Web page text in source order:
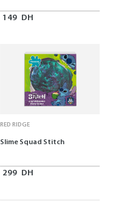
149 DH
RED RIDGE
Slime Squad Stitch
299 DH